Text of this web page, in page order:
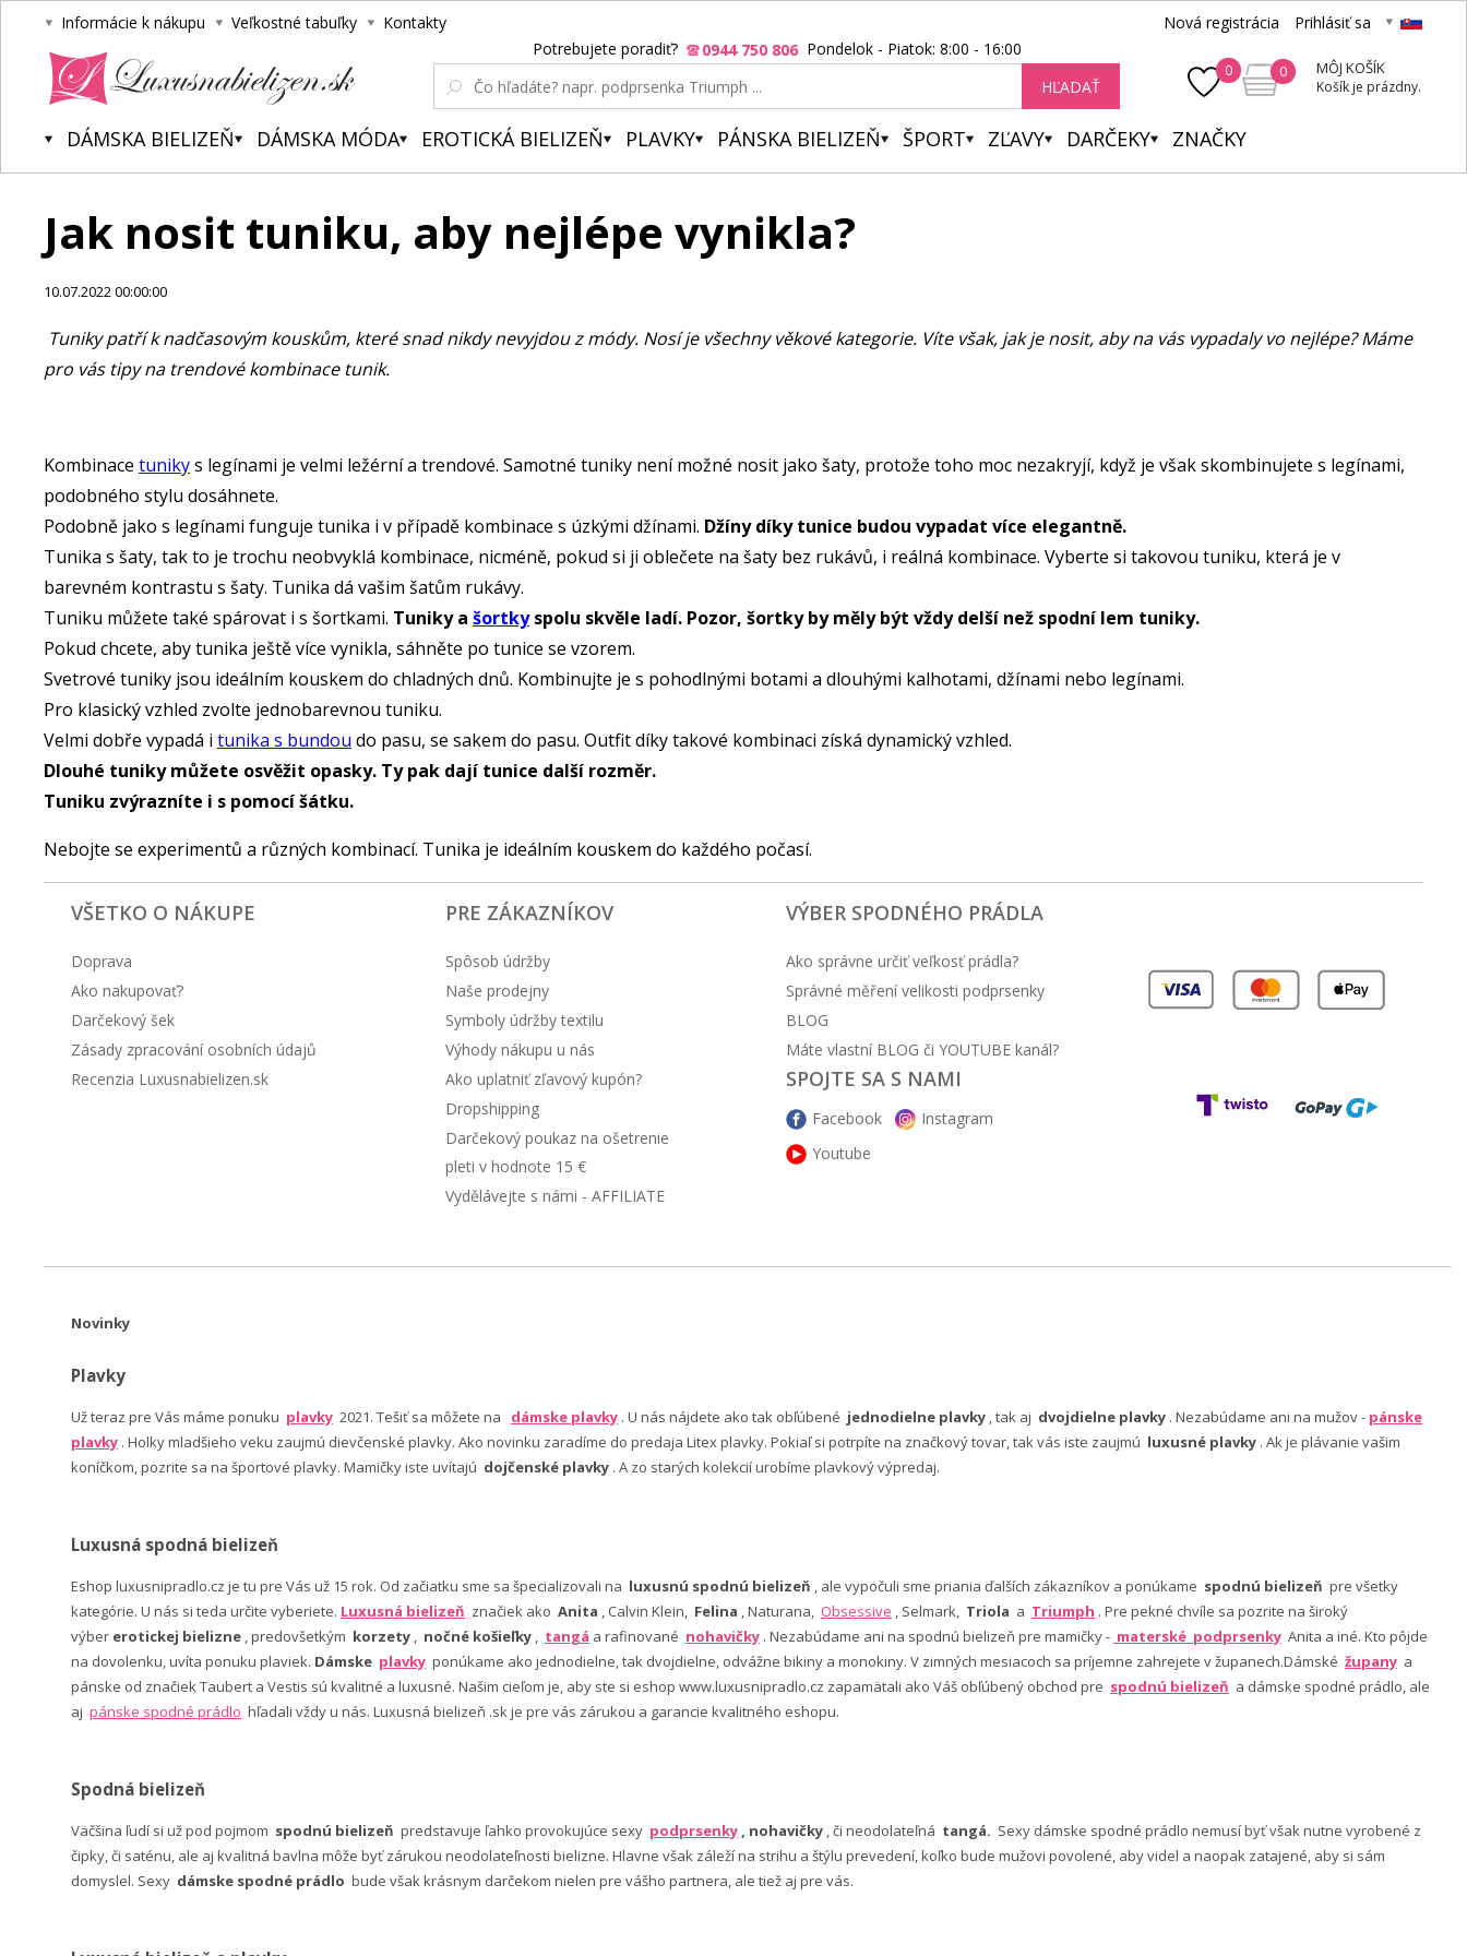
Informácie k nákupu Veľkostné tabuľky Kontakty Nová registrácia Prihlásiť sa
0 0 MÔJ KOŠÍK
Košík je prázdny.
Potrebujete poradiť? 0944 750 806 Pondelok - Piatok: 8:00 - 16:00
HĽADAŤ
DÁMSKA BIELIZEŇ DÁMSKA MÓDA EROTICKÁ BIELIZEŇ PLAVKY PÁNSKA BIELIZEŇ ŠPORT ZĽAVY DARČEKY ZNAČKY
Jak nosit tuniku, aby nejlépe vynikla?
10.07.2022 00:00:00
Tuniky patří k nadčasovým kouskům, které snad nikdy nevyjdou z módy. Nosí je všechny věkové kategorie. Víte však, jak je nosit, aby na vás vypadaly vo nejlépe? Máme
pro vás tipy na trendové kombinace tunik.
Kombinace tunikys legínami je velmi ležérní a trendové. Samotné tuniky není možné nosit jako šaty, protože toho moc nezakryjí, když je však skombinujete s legínami,
podobného stylu dosáhnete.
Podobně jako s legínami funguje tunika i v případě kombinace s úzkými džínami. Džíny díky tunice budou vypadat více elegantně.
Tunika s šaty, tak to je trochu neobvyklá kombinace, nicméně, pokud si ji oblečete na šaty bez rukávů, i reálná kombinace. Vyberte si takovou tuniku, která je v
barevném kontrastu s šaty. Tunika dá vašim šatům rukávy.
Tuniku můžete také spárovat i s šortkami. Tuniky a šortkyspolu skvěle ladí. Pozor, šortky by měly být vždy delší než spodní lem tuniky.
Pokud chcete, aby tunika ještě více vynikla, sáhněte po tunice se vzorem.
Svetrové tuniky jsou ideálním kouskem do chladných dnů. Kombinujte je s pohodlnými botami a dlouhými kalhotami, džínami nebo legínami.
Pro klasický vzhled zvolte jednobarevnou tuniku.
Velmi dobře vypadá i tunika s bundou do pasu, se sakem do pasu. Outfit díky takové kombinaci získá dynamický vzhled.
Dlouhé tuniky můžete osvěžit opasky. Ty pak dají tunice další rozměr.
Tuniku zvýrazníte i s pomocí šátku.
Nebojte se experimentů a různých kombinací. Tunika je ideálním kouskem do každého počasí.
VŠETKO O NÁKUPE
Doprava
Ako nakupovať?
Darčekový šek
Zásady zpracování osobních údajů
Recenzia Luxusnabielizen.sk
PRE ZÁKAZNÍKOV
Spôsob údržby
Naše prodejny
Symboly údržby textilu
Výhody nákupu u nás
Ako uplatniť zľavový kupón?
Dropshipping
Darčekový poukaz na ošetrenie
pleti v hodnote 15 €
Vydělávejte s námi - AFFILIATE
VÝBER SPODNÉHO PRÁDLA
Ako správne určiť veľkosť prádla?
Správné měření velikosti podprsenky
BLOG
Máte vlastní BLOG či YOUTUBE kanál?
SPOJTE SA S NAMI
Facebook
Instagram
Youtube
Novinky
Plavky
Už teraz pre Vás máme ponuku plavky 2021. Tešiť sa môžete na dámske plavky . U nás nájdete ako tak obľúbené jednodielne plavky , tak aj dvojdielne plavky . Nezabúdame ani na mužov - pánske
plavky . Holky mladšieho veku zaujmú dievčenské plavky. Ako novinku zaradíme do predaja Litex plavky. Pokiaľ si potrpíte na značkový tovar, tak vás iste zaujmú luxusné plavky . Ak je plávanie vašim
koníčkom, pozrite sa na športové plavky. Mamičky iste uvítajú dojčenské plavky . A zo starých kolekcií urobíme plavkový výpredaj.
Luxusná spodná bielizeň
Eshop luxusnipradlo.cz je tu pre Vás už 15 rok. Od začiatku sme sa špecializovali na luxusnú spodnú bielizeň , ale vypočuli sme priania ďalších zákazníkov a ponúkame spodnú bielizeň pre všetky
kategórie. U nás si teda určite vyberiete. Luxusná bielizeň značiek ako Anita , Calvin Klein, Felina , Naturana, Obsessive , Selmark, Triola a Triumph . Pre pekné chvíle sa pozrite na široký
výber erotickej bielizne , predovšetkým korzety , nočné košieľky , tangá a rafinované nohavičky . Nezabúdame ani na spodnú bielizeň pre mamičky - materské podprsenky Anita a iné. Kto pôjde
na dovolenku, uvíta ponuku plaviek. Dámske plavky ponúkame ako jednodielne, tak dvojdielne, odvážne bikiny a monokiny. V zimných mesiacoch sa príjemne zahrejete v županech.Dámské župany a
pánske od značiek Taubert a Vestis sú kvalitné a luxusné. Našim cieľom je, aby ste si eshop www.luxusnipradlo.cz zapamätali ako Váš obľúbený obchod pre spodnú bielizeň a dámske spodné prádlo, ale
aj pánske spodné prádlo hľadali vždy u nás. Luxusná bielizeň .sk je pre vás zárukou a garancie kvalitného eshopu.
Spodná bielizeň
Väčšina ľudí si už pod pojmom spodnú bielizeň predstavuje ľahko provokujúce sexy podprsenky , nohavičky , či neodolateľná tangá. Sexy dámske spodné prádlo nemusí byť však nutne vyrobené z
čipky, či saténu, ale aj kvalitná bavlna môže byť zárukou neodolateľnosti bielizne. Hlavne však záleží na strihu a štýlu prevedení, koľko bude mužovi povolené, aby videl a naopak zatajené, aby si sám
domyslel. Sexy dámske spodné prádlo bude však krásnym darčekom nielen pre vášho partnera, ale tiež aj pre vás.